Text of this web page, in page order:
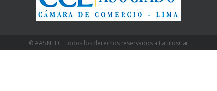
© AASINTEC, Todos los derechos reservados a LatinosCar